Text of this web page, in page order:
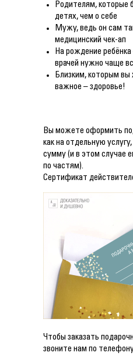
Родителям, которые
детях, чем о себе
Мужу, ведь он сам
медицинский чек-ап
На рождение ребёнка
врачей нужно чаще
Близким, которым вы
важное – здоровье!
Вы можете оформить
как на отдельную
сумму (и в этом случае
по частям).
Сертификат
Чтобы заказать
звоните нам по